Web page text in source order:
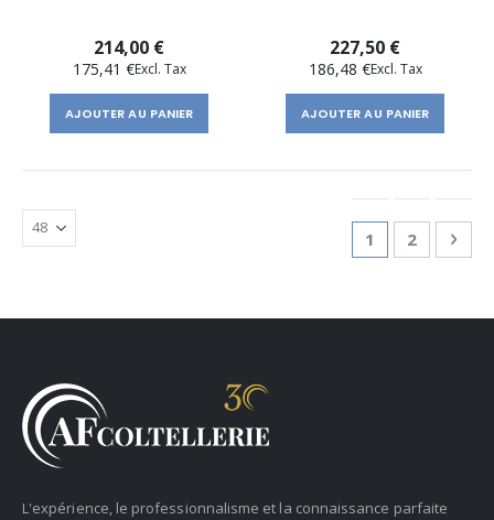
214,00 €
175,41 €
AJOUTER AU PANIER
227,50 €
186,48 €
AJOUTER AU PANIER
You're
1 Page
2
L'expérience, le professionnalisme et la connaissance parfaite